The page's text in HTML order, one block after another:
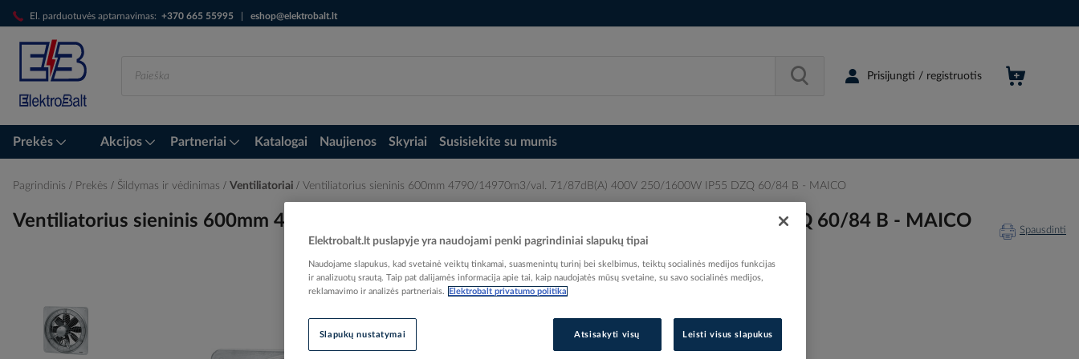
El. parduotuvės aptarnavimas: +370 665 55995 eshop@elektrobalt.lt
Skip
to
Content
Prisijungti / registruotis
Prekės Akcijos Partneriai Katalogai Naujienos Skyriai Susisiekite su mumis
Pagrindinis Prekės Šildymas ir vėdinimas Ventiliatoriai Ventiliatorius sieninis 600mm 4790/14970m3/val. 71/87dB(A) 400V 250/1600W IP55 DZQ 60/84 B - MAICO
Ventiliatorius sieninis 600mm 4790/14970m3/val. 71/87dB(A) 400V 250/1600W IP55 DZQ 60/84 B - MAICO Spausdinti
Elektrobalt prekės kodas
208697
Gamintojo prekės kodas
0083.0164
Elektrobalt.lt puslapyje yra naudojami penki pagrindiniai slapukų tipai
Naudojame slapukus, kad svetainė veiktų tinkamai, suasmenintų turinį bei skelbimus, teiktų socialinės medijos funkcijas
ir analizuotų srautą. Taip pat dalijamės informacija apie tai, kaip naudojatės mūsų svetaine, su savo socialinės medijos,
reklamavimo ir analizės partneriais.
Elektrobalt privatumo politika
Slapukų nustatymai Atsisakyti visų Leisti visus slapukus